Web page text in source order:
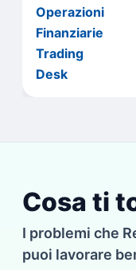
Operazioni
Finanziarie
Trading
Desk
Cosa ti
I problemi che
puoi lavorare